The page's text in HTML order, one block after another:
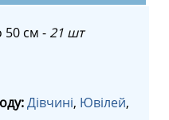
50 см -21 шт
Дівчині, Ювілей,